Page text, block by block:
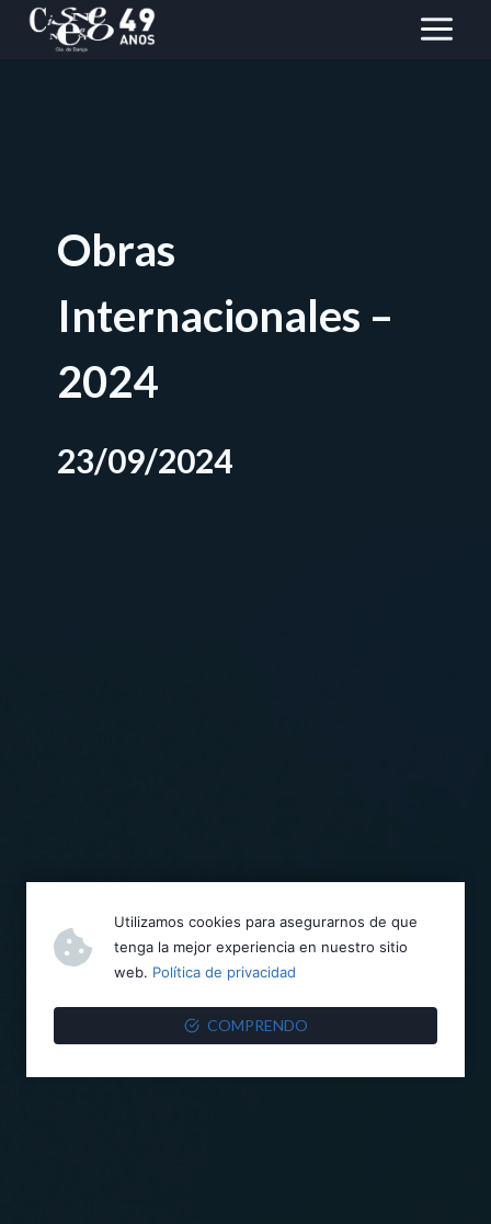
Saltar
Obras
Internacionales –
2024
23/09/2024
Utilizamos cookies para asegurarnos de que
tenga la mejor experiencia en nuestro sitio
web. Política de privacidad
COMPRENDO